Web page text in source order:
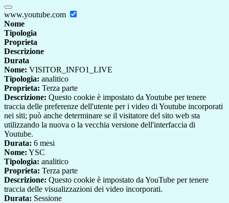
www.youtube.com
Nome
Tipologia
Proprieta
Descrizione
Durata
Nome: VISITOR_INFO1_LIVE
Tipologia: analitico
Proprieta: Terza parte
Descrizione: Questo cookie è impostato da Youtube per tenere
traccia delle preferenze dell'utente per i video di Youtube incorporati
nei siti; può anche determinare se il visitatore del sito web sta
utilizzando la nuova o la vecchia versione dell'interfaccia di
Youtube.
Durata: 6 mesi
Nome: YSC
Tipologia: analitico
Proprieta: Terza parte
Descrizione: Questo cookie è impostato da YouTube per tenere
traccia delle visualizzazioni dei video incorporati.
Durata: Sessione